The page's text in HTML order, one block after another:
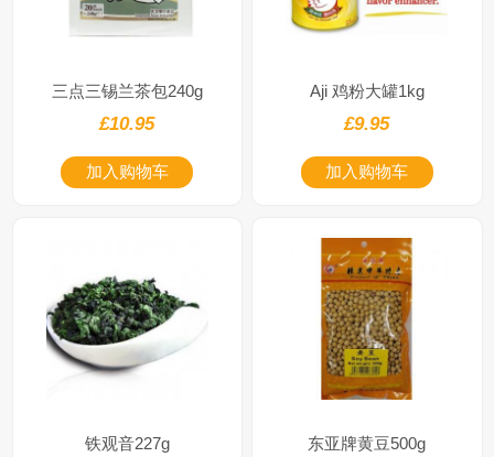
三点三锡兰茶包240g
£10.95
加入购物车
Aji 鸡粉大罐1kg
£9.95
加入购物车
铁观音227g 东亚牌黄豆500g